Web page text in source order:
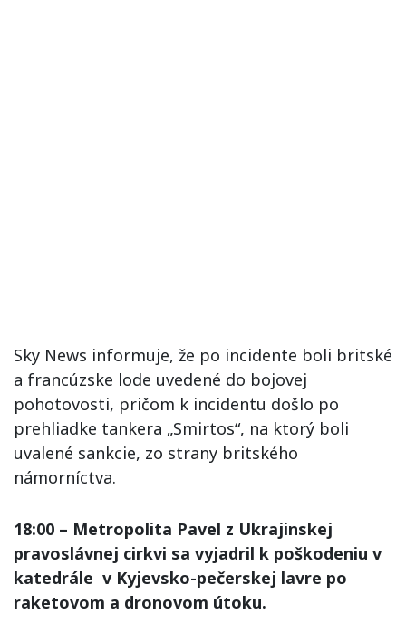
Sky News informuje, že po incidente boli britské
a francúzske lode uvedené do bojovej
pohotovosti, pričom k incidentu došlo po
prehliadke tankera „Smirtos“, na ktorý boli
uvalené sankcie, zo strany britského
námorníctva.
18:00 – Metropolita Pavel z Ukrajinskej
pravoslávnej cirkvi sa vyjadril k poškodeniu v
katedrále v Kyjevsko-pečerskej lavre po
raketovom a dronovom útoku.